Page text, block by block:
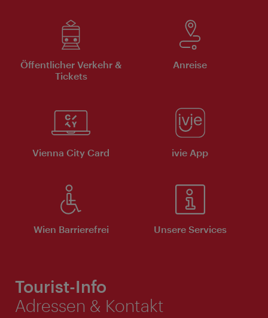
Öffentlicher Verkehr &
Tickets
Anreise
Vienna City Card ivie App
Wien Barrierefrei Unsere Services
Tourist-Info
Adressen & Kontakt